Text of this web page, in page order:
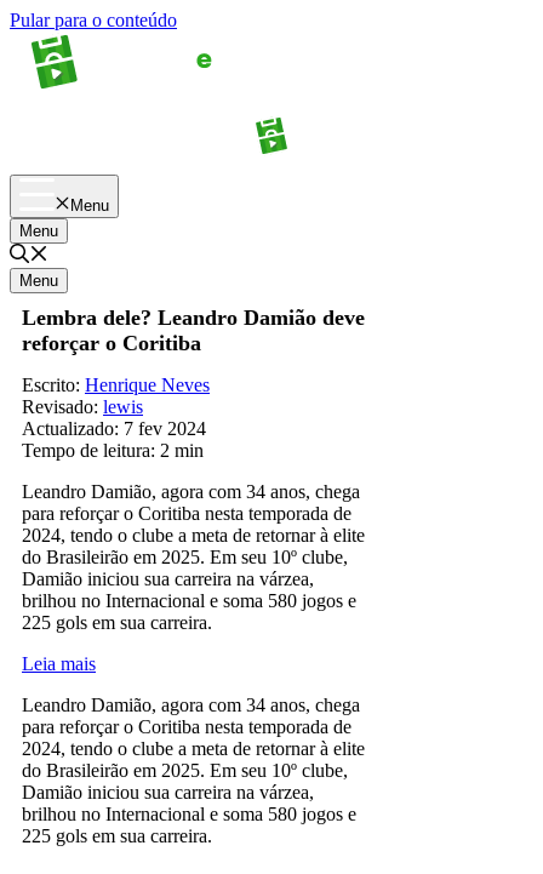
Pular para o conteúdo
Menu
Menu
Menu
Lembra dele? Leandro Damião deve
reforçar o Coritiba
Escrito: Henrique Neves
Revisado: lewis
Actualizado: 7 fev 2024
Tempo de leitura: 2 min
Leandro Damião, agora com 34 anos, chega
para reforçar o Coritiba nesta temporada de
2024, tendo o clube a meta de retornar à elite
do Brasileirão em 2025. Em seu 10º clube,
Damião iniciou sua carreira na várzea,
brilhou no Internacional e soma 580 jogos e
225 gols em sua carreira.
Leia mais
Leandro Damião, agora com 34 anos, chega
para reforçar o Coritiba nesta temporada de
2024, tendo o clube a meta de retornar à elite
do Brasileirão em 2025. Em seu 10º clube,
Damião iniciou sua carreira na várzea,
brilhou no Internacional e soma 580 jogos e
225 gols em sua carreira.